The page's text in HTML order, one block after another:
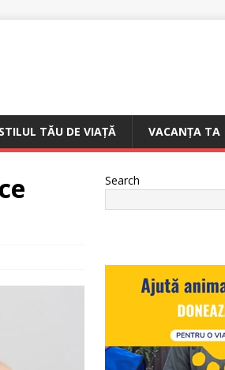
STILUL TĂU DE VIAȚĂ VACANȚA TA
Search